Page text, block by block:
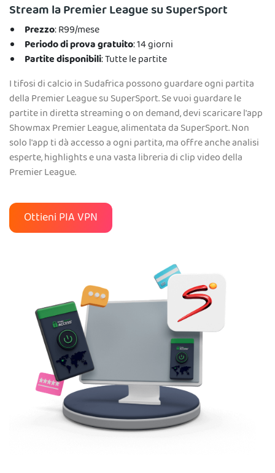
Stream la Premier League su SuperSport
Prezzo: R99/mese
Periodo di prova gratuito: 14 giorni
Partite disponibili: Tutte le partite
I tifosi di calcio in Sudafrica possono guardare ogni partita
della Premier League su SuperSport. Se vuoi guardare le
partite in diretta streaming o on demand, devi scaricare l'app
Showmax Premier League, alimentata da SuperSport. Non
solo l'app ti dà accesso a ogni partita, ma offre anche analisi
esperte, highlights e una vasta libreria di clip video della
Premier League.
Ottieni PIA VPN